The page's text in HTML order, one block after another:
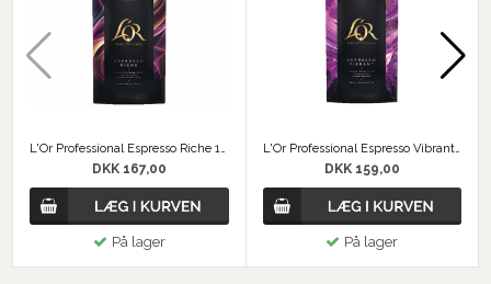
DKK 167,00
På lager
L'Or Professional Espresso Vibrant 1 kg
DKK 159,00
På lager